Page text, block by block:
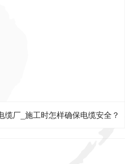
缆厂_施工时怎样确保电缆安全？